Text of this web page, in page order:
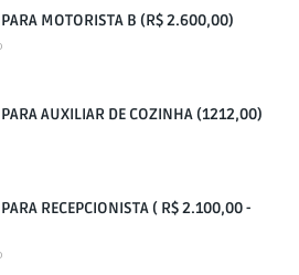
PARA MOTORISTA B (R$ 2.600,00)
PARA AUXILIAR DE COZINHA (1212,00)
RECEPCIONISTA ( R$ 2.100,00 -